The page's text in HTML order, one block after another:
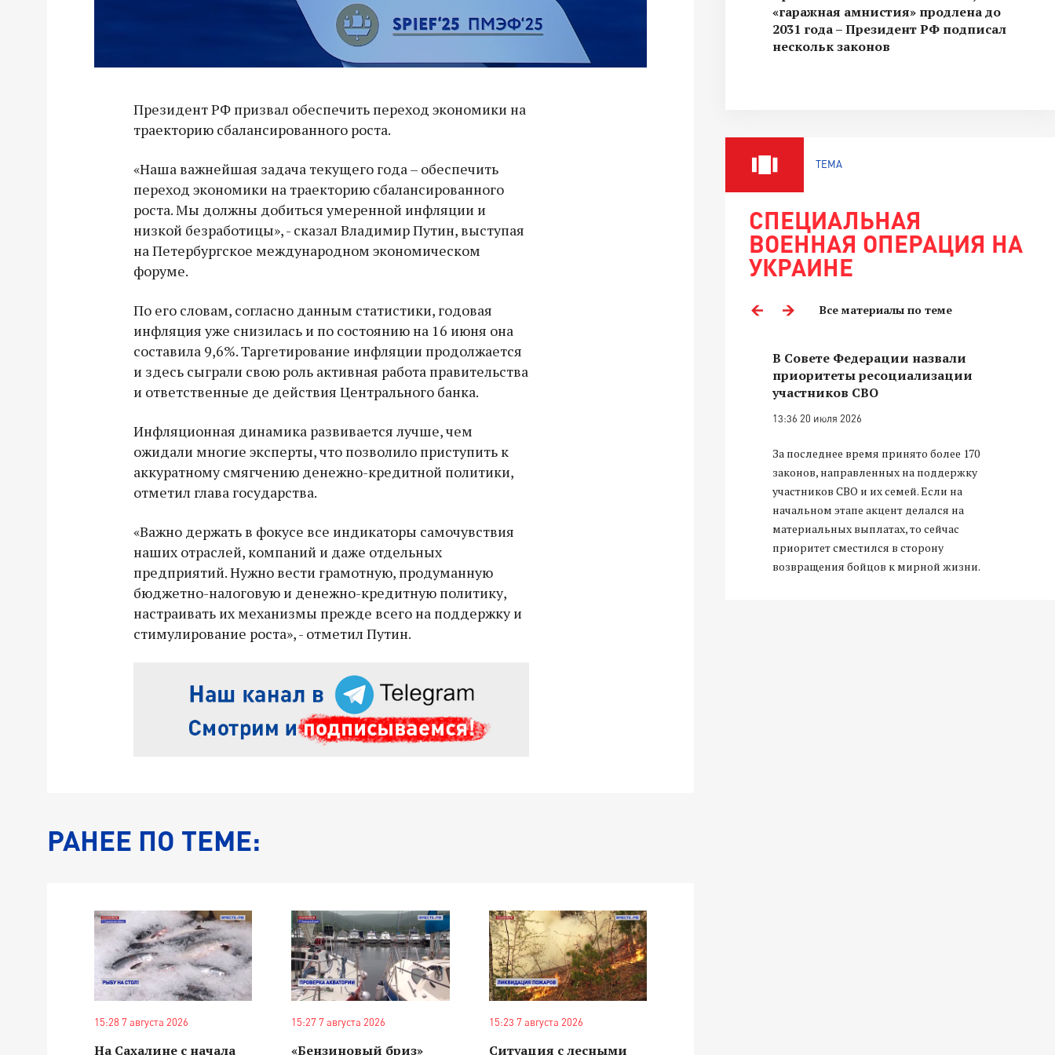
Президент РФ призвал обеспечить переход экономики на
траекторию сбалансированного роста.
«Наша важнейшая задача текущего года – обеспечить
переход экономики на траекторию сбалансированного
роста. Мы должны добиться умеренной инфляции и
низкой безработицы», - сказал Владимир Путин, выступая
на Петербургское международном экономическом
форуме.
По его словам, согласно данным статистики, годовая
инфляция уже снизилась и по состоянию на 16 июня она
составила 9,6%. Таргетирование инфляции продолжается
и здесь сыграли свою роль активная работа правительства
и ответственные де действия Центрального банка.
Инфляционная динамика развивается лучше, чем
ожидали многие эксперты, что позволило приступить к
аккуратному смягчению денежно-кредитной политики,
отметил глава государства.
«Важно держать в фокусе все индикаторы самочувствия
наших отраслей, компаний и даже отдельных
предприятий. Нужно вести грамотную, продуманную
бюджетно-налоговую и денежно-кредитную политику,
настраивать их механизмы прежде всего на поддержку и
стимулирование роста», - отметил Путин.
РАНЕЕ ПО ТЕМЕ:
15:28 7 августа 2026
На Сахалине с начала
15:27 7 августа 2026
«Бензиновый бриз»
15:23 7 августа 2026
Ситуация с лесными
«гаражная амнистия» продлена до
2031 года – Президент РФ подписал
нескольк законов
ТЕМА
СПЕЦИАЛЬНАЯ
ВОЕННАЯ ОПЕРАЦИЯ НА
УКРАИНЕ
Все материалы по теме
Владимир Якушев передал бойцам
СВО дроны и технику связи
18:30 10 сентября 2025
Владимир Якушев сопровождает грузы
для бойцов СВО с самого начала
спецоперации.
В Совете Федерации назвали
приоритеты ресоциализации
участников СВО
13:36 20 июля 2026
За последнее время принято более 170
законов, направленных на поддержку
участников СВО и их семей. Если на
начальном этапе акцент делался на
материальных выплатах, то сейчас
приоритет сместился в сторону
возвращения бойцов к мирной жизни.